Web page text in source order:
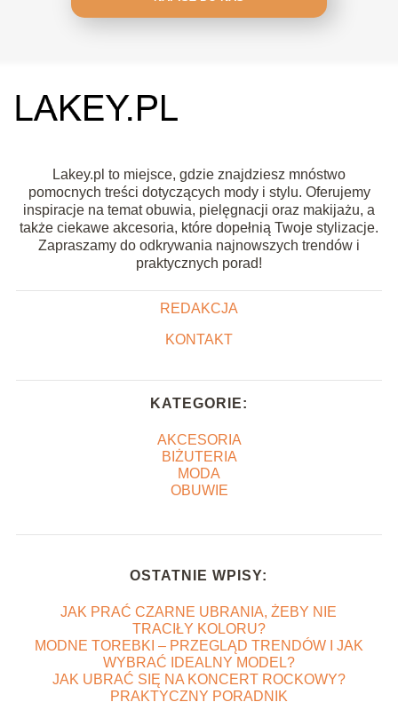
Lakey.pl to miejsce, gdzie znajdziesz mnóstwo
pomocnych treści dotyczących mody i stylu. Oferujemy
inspiracje na temat obuwia, pielęgnacji oraz makijażu, a
także ciekawe akcesoria, które dopełnią Twoje stylizacje.
Zapraszamy do odkrywania najnowszych trendów i
praktycznych porad!
REDAKCJA
KONTAKT
KATEGORIE:
AKCESORIA
BIŻUTERIA
MODA
OBUWIE
OSTATNIE WPISY:
JAK PRAĆ CZARNE UBRANIA, ŻEBY NIE
TRACIŁY KOLORU?
MODNE TOREBKI – PRZEGLĄD TRENDÓW I JAK
WYBRAĆ IDEALNY MODEL?
JAK UBRAĆ SIĘ NA KONCERT ROCKOWY?
PRAKTYCZNY PORADNIK